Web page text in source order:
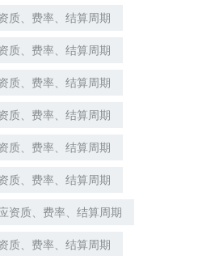
质、费率、结算周期
质、费率、结算周期
质、费率、结算周期
质、费率、结算周期
质、费率、结算周期
质、费率、结算周期
资质、费率、结算周期
质、费率、结算周期